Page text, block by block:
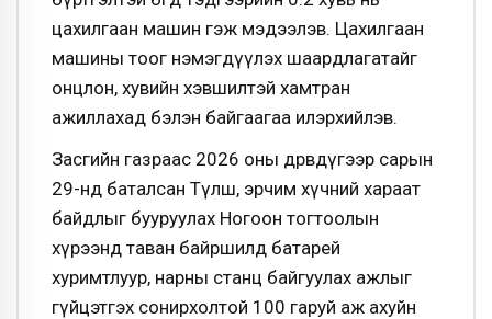
цахилгаан машин гэж мэдээлэв. Цахилгаан
машины тоог нэмэгдүүлэх шаардлагатайг
онцлон, хувийн хэвшилтэй хамтран
ажиллахад бэлэн байгаагаа илэрхийлэв.
Засгийн газраас 2026 оны дөрөвдүгээр сарын
29-нд баталсан Түлш, эрчим хүчний хараат
байдлыг бууруулах Ногоон тогтоолын
хүрээнд таван байршилд батарей
хуримтлуур, нарны станц байгуулах ажлыг
гүйцэтгэх сонирхолтой 100 гаруй аж ахуйн